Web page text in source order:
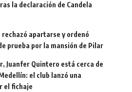
la declaración de Candela
rechazó apartarse y ordenó
prueba por la mansión de Pilar
Juanfer Quintero está cerca de
el club lanzó una
el fichaje